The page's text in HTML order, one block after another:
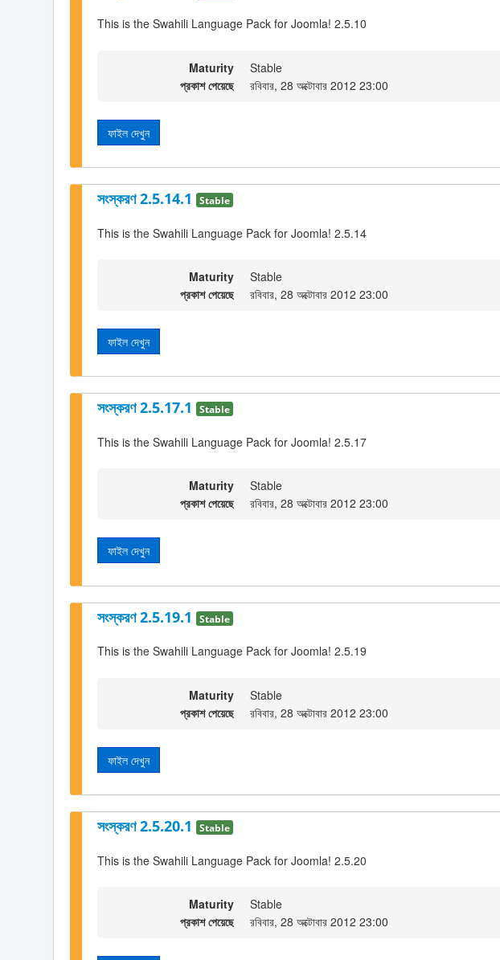
This is the Swahili Language Pack for Joomla! 2.5.10
Maturity
Stable
প্রকাশ পেয়েছে
রবিবার, 28 অক্টোবার 2012 23:00
ফাইল দেখুন
সংস্করণ 2.5.14.1 Stable
This is the Swahili Language Pack for Joomla! 2.5.14
Maturity
Stable
প্রকাশ পেয়েছে
রবিবার, 28 অক্টোবার 2012 23:00
ফাইল দেখুন
সংস্করণ 2.5.17.1 Stable
This is the Swahili Language Pack for Joomla! 2.5.17
Maturity
Stable
প্রকাশ পেয়েছে
রবিবার, 28 অক্টোবার 2012 23:00
ফাইল দেখুন
সংস্করণ 2.5.19.1 Stable
This is the Swahili Language Pack for Joomla! 2.5.19
Maturity
Stable
প্রকাশ পেয়েছে
রবিবার, 28 অক্টোবার 2012 23:00
ফাইল দেখুন
সংস্করণ 2.5.20.1 Stable
This is the Swahili Language Pack for Joomla! 2.5.20
Maturity
Stable
প্রকাশ পেয়েছে
রবিবার, 28 অক্টোবার 2012 23:00